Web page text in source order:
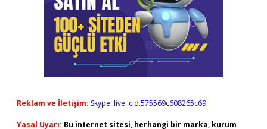
Reklam ve İletişim: Skype: live:.cid.575569c608265c69
Yasal Uyarı: Bu internet sitesi, herhangi bir marka, kurum